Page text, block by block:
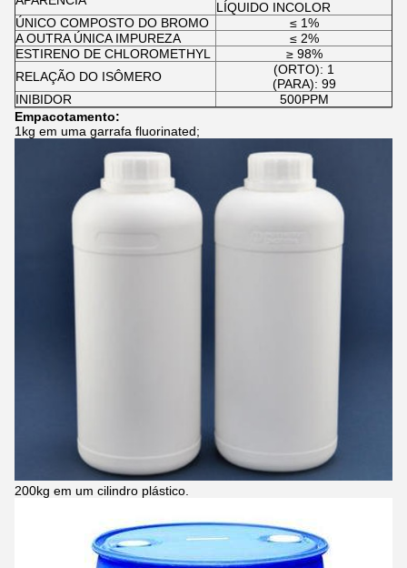
LÍQUIDO INCOLOR
ÚNICO COMPOSTO DO BROMO
≤ 1%
A OUTRA ÚNICA IMPUREZA
≤ 2%
ESTIRENO DE CHLOROMETHYL
≥ 98%
RELAÇÃO DO ISÔMERO
(ORTO): 1
(PARA): 99
INIBIDOR
500PPM
Empacotamento:
1kg em uma garrafa fluorinated;
200kg em um cilindro plástico.